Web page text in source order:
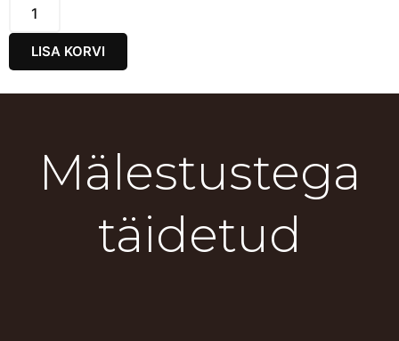
Ring
LISA KORVI
Mälestustega
täidetud